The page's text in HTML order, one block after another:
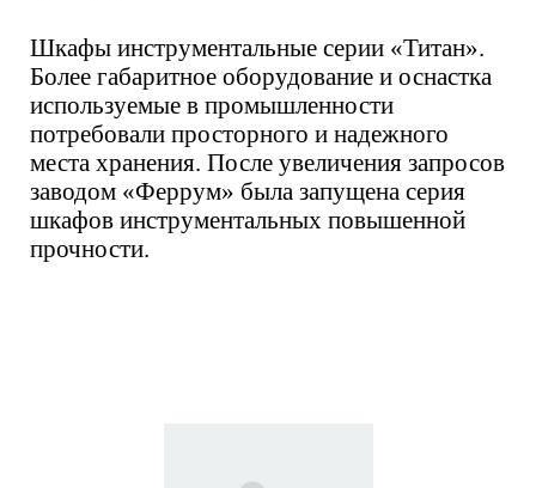
Шкафы инструментальные серии «Титан».
Более габаритное оборудование и оснастка
используемые в промышленности
потребовали просторного и надежного
места хранения. После увеличения запросов
заводом «Феррум» была запущена серия
шкафов инструментальных повышенной
прочности.